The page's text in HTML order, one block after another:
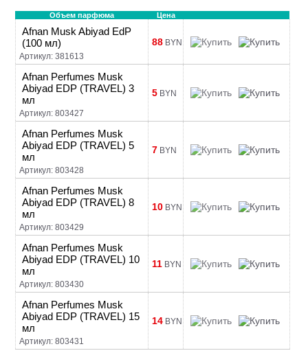
Объем парфюма Цена
Afnan Musk Abiyad EdP
(100 мл)
Артикул: 381613
88 BYN
Afnan Perfumes Musk
Abiyad EDP (TRAVEL) 3
мл
Артикул: 803427
5 BYN
Afnan Perfumes Musk
Abiyad EDP (TRAVEL) 5
мл
Артикул: 803428
7 BYN
Afnan Perfumes Musk
Abiyad EDP (TRAVEL) 8
мл
Артикул: 803429
10 BYN
Afnan Perfumes Musk
Abiyad EDP (TRAVEL) 10
мл
Артикул: 803430
11 BYN
Afnan Perfumes Musk
Abiyad EDP (TRAVEL) 15
мл
Артикул: 803431
14 BYN